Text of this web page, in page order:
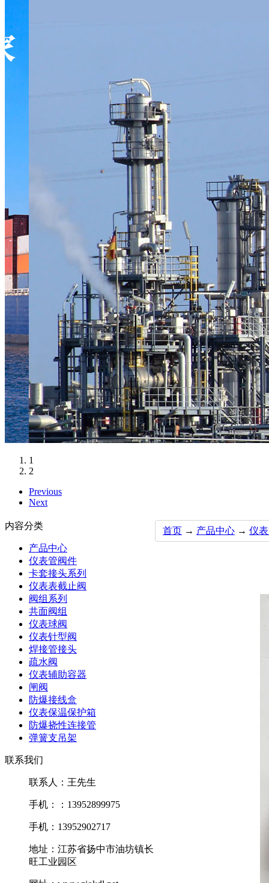
1
2
Previous
Next
内容分类
产品中心
仪表管阀件
卡套接头系列
仪表表截止阀
阀组系列
共面阀组
仪表球阀
仪表针型阀
焊接管接头
疏水阀
仪表辅助容器
闸阀
防爆接线盒
仪表保温保护箱
防爆挠性连接管
弹簧支吊架
联系我们
联系人：王先生
手机：：13952899975
手机：13952902717
地址：江苏省扬中市油坊镇长
旺工业园区
首页 → 产品中心 → 仪